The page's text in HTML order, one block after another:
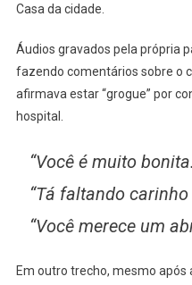
Casa da cidade.
Áudios gravados pela própria
fazendo comentários sobre o
afirmava estar “grogue” por
hospital.
“Você é muito
“Tá faltando carinho
“Você merece um
Em outro trecho, mesmo